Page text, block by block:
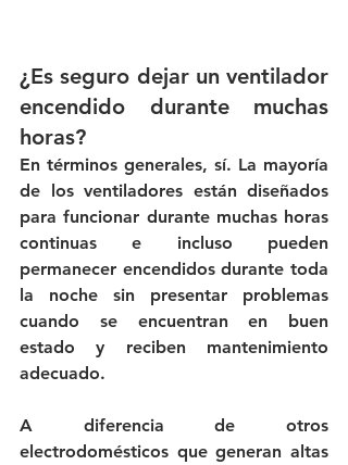
¿Es seguro dejar un ventilador
encendido durante muchas
horas?
En términos generales, sí. La mayoría
de los ventiladores están diseñados
para funcionar durante muchas horas
continuas e incluso pueden
permanecer encendidos durante toda
la noche sin presentar problemas
cuando se encuentran en buen
estado y reciben mantenimiento
adecuado.
A diferencia de otros
electrodomésticos que generan altas